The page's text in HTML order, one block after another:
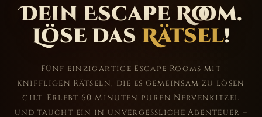
Dein Escape Room.
Löse das Rätsel!
Fünf einzigartige Escape Rooms mit
kniffligen Rätseln, die es gemeinsam zu lösen
gilt. Erlebt 60 Minuten puren Nervenkitzel
und taucht ein in unvergessliche Abenteuer –